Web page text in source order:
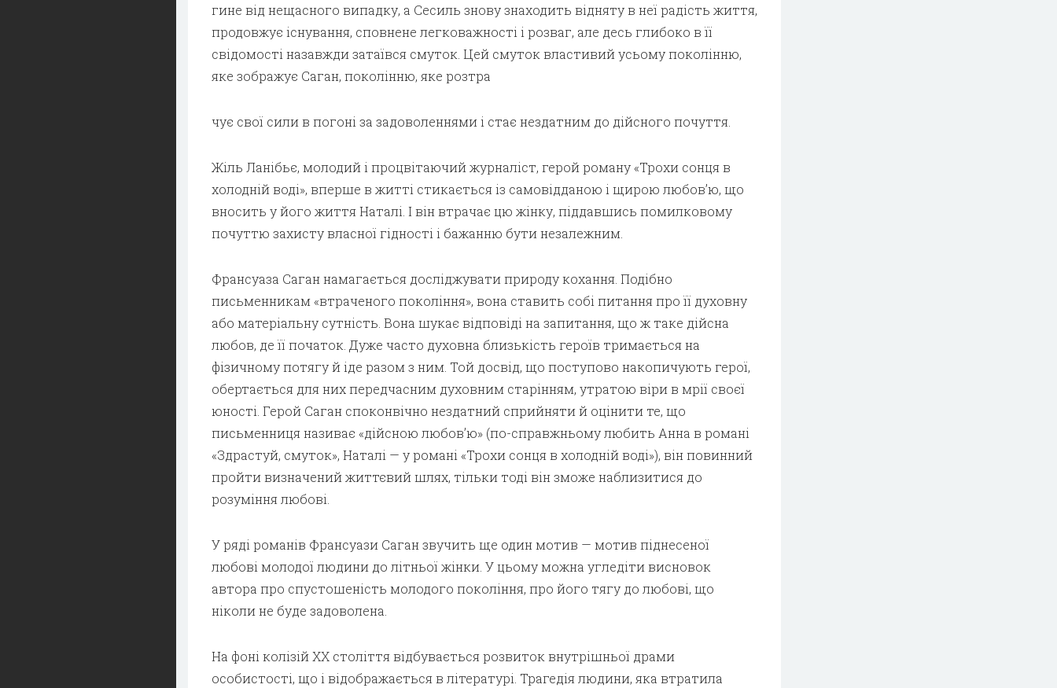
гине від нещасного випадку, а Сесиль знову знаходить відняту в неї радість життя,
продовжує існування, сповнене легковажності і розваг, але десь глибоко в її
свідомості назавжди затаївся смуток. Цей смуток властивий усьому поколінню,
яке зображує Саган, поколінню, яке розтра
чує свої сили в погоні за задоволеннями і стає нездатним до дійсного почуття.
Жіль Ланібьє, молодий і процвітаючий журналіст, герой роману «Трохи сонця в
холодній воді», вперше в житті стикається із самовідданою і щирою любов’ю, що
вносить у його життя Наталі. І він втрачає цю жінку, піддавшись помилковому
почуттю захисту власної гідності і бажанню бути незалежним.
Франсуаза Саган намагається досліджувати природу кохання. Подібно
письменникам «втраченого покоління», вона ставить собі питання про її духовну
або матеріальну сутність. Вона шукає відповіді на запитання, що ж таке дійсна
любов, де її початок. Дуже часто духовна близькість героїв тримається на
фізичному потягу й іде разом з ним. Той досвід, що поступово накопичують герої,
обертається для них передчасним духовним старінням, утратою віри в мрії своєї
юності. Герой Саган споконвічно нездатний сприйняти й оцінити те, що
письменниця називає «дійсною любов’ю» (по-справжньому любить Анна в романі
«Здрастуй, смуток», Наталі — у романі «Трохи сонця в холодній воді»), він повинний
пройти визначений життєвий шлях, тільки тоді він зможе наблизитися до
розуміння любові.
У ряді романів Франсуази Саган звучить ще один мотив — мотив піднесеної
любові молодої людини до літньої жінки. У цьому можна угледіти висновок
автора про спустошеність молодого покоління, про його тягу до любові, що
ніколи не буде задоволена.
На фоні колізій XX століття відбувається розвиток внутрішньої драми
особистості, що і відображається в літературі. Трагедія людини, яка втратила